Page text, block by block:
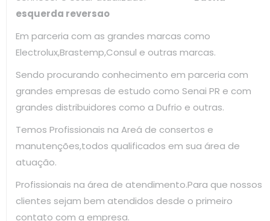
esquerda reversao
Em parceria com as grandes marcas como
Electrolux,Brastemp,Consul e outras marcas.
Sendo procurando conhecimento em parceria com
grandes empresas de estudo como Senai PR e com
grandes distribuidores como a Dufrio e outras.
Temos Profissionais na Areá de consertos e
manutenções,todos qualificados em sua área de
atuação.
Profissionais na área de atendimento.Para que nossos
clientes sejam bem atendidos desde o primeiro
contato com a empresa.